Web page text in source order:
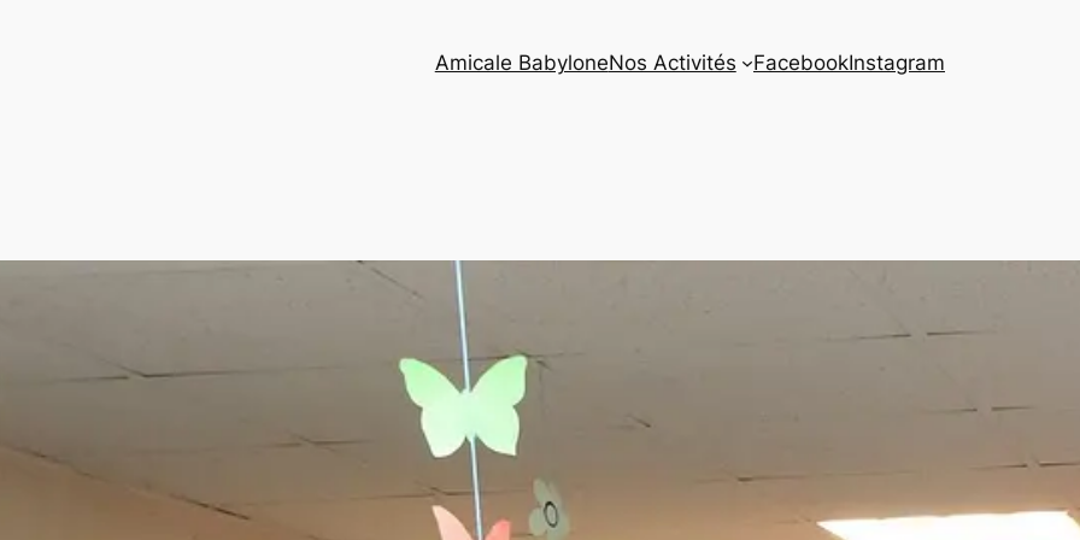
Amicale BabyloneNos Activités FacebookInstagram